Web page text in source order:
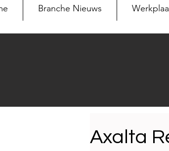
Branche Nieuws
Axalta